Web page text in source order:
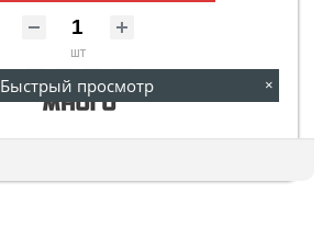
шт
Быстрый просмотр ×